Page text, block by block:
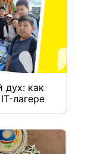
дух: как
лагере